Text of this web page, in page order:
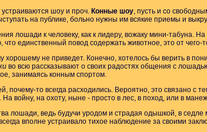
шоу и проч. Конные шоу, пусть и со
на публике, больно нужны им всякие приемы и
лошади к человеку, как к лидеру, вожаку мини-табуна. На
единственный повод содержать животное, это от чего-
хорошему не приведет. Конечно, хотелось бы верить в
во всю рассказывают о своих радостях общения с
занимаясь конным спортом.
то всегда расходились. Вероятно, это связано с
войну, на охоту, ныне - просто в лес, в поход, или в
лошади, ведь будучи уродом и страдая одышкой, в
вполне устраивало тихое наблюдение за своими